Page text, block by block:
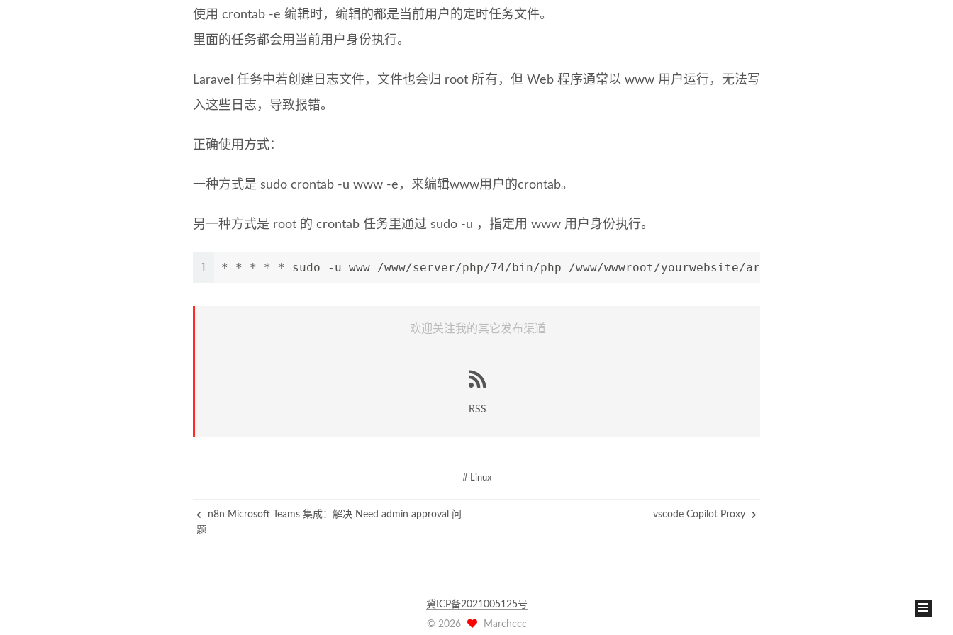
使用 crontab -e 编辑时，编辑的都是当前用户的定时任务文件。
里面的任务都会用当前用户身份执行。
Laravel 任务中若创建日志文件，文件也会归 root 所有，但 Web 程序通常以 www 用户运行，无法写
入这些日志，导致报错。
正确使用方式：
一种方式是 sudo crontab -u www -e，来编辑www用户的crontab。
另一种方式是 root 的 crontab 任务里通过 sudo -u ，指定用 www 用户身份执行。
1 * * * * * sudo -u www /www/server/php/74/bin/php /www/wwwroot/yourwebsite/artisan schedule:run >> /
欢迎关注我的其它发布渠道
RSS
# Linux
n8n Microsoft Teams 集成：解决 Need admin approval 问
题
vscode Copilot Proxy
冀ICP备2021005125号
© 2026 Marchccc